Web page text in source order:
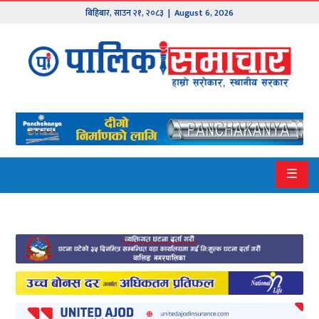
बिहिबार,साउन२१,२०८३ | August 6, 2026
मुख्य
समाचार
हाम्रो
पालिका
१
२
बागमती
☰